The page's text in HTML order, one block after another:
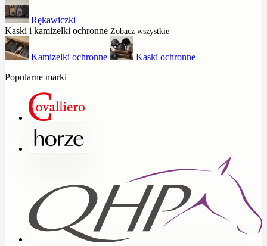
Rękawiczki
Kaski i kamizelki ochronne Zobacz wszystkie
Kamizelki ochronne
Kaski ochronne
Popularne marki